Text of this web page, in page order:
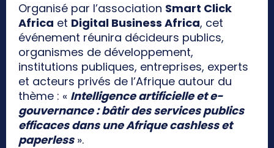
Organisé par l’association Smart Click
Africa et Digital Business Africa, cet
événement réunira décideurs publics,
organismes de développement,
institutions publiques, entreprises, experts
et acteurs privés de l’Afrique autour du
thème : « Intelligence artificielle et e-
gouvernance : bâtir des services publics
efficaces dans une Afrique cashless et
paperless».